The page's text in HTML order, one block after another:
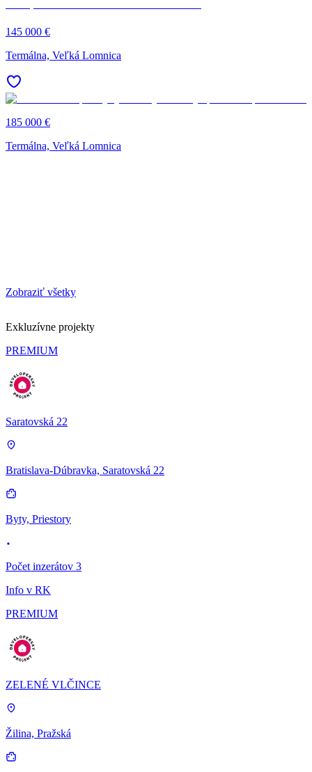
145 000 €
Termálna, Veľká Lomnica
185 000 €
Termálna, Veľká Lomnica
Zobraziť všetky
Exkluzívne projekty
PREMIUM
Saratovská 22
Bratislava-Dúbravka, Saratovská 22
Byty, Priestory
Počet inzerátov 3
Info v RK
PREMIUM
ZELENÉ VLČINCE
Žilina, Pražská